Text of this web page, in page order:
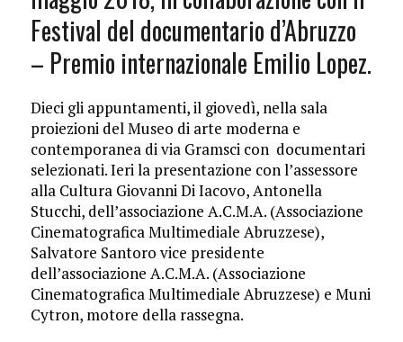
Festival del documentario d’Abruzzo
– Premio internazionale Emilio Lopez.
Dieci gli appuntamenti, il giovedì, nella sala
proiezioni del Museo di arte moderna e
contemporanea di via Gramsci con documentari
selezionati. Ieri la presentazione con l’assessore
alla Cultura Giovanni Di Iacovo, Antonella
Stucchi, dell’associazione A.C.M.A. (Associazione
Cinematografica Multimediale Abruzzese),
Salvatore Santoro vice presidente
dell’associazione A.C.M.A. (Associazione
Cinematografica Multimediale Abruzzese) e Muni
Cytron, motore della rassegna.